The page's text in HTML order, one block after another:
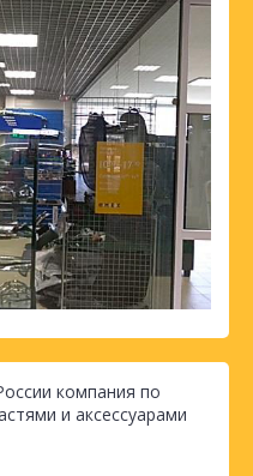
компания по
и аксессуарами